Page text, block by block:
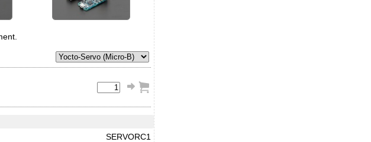
SERVORC1